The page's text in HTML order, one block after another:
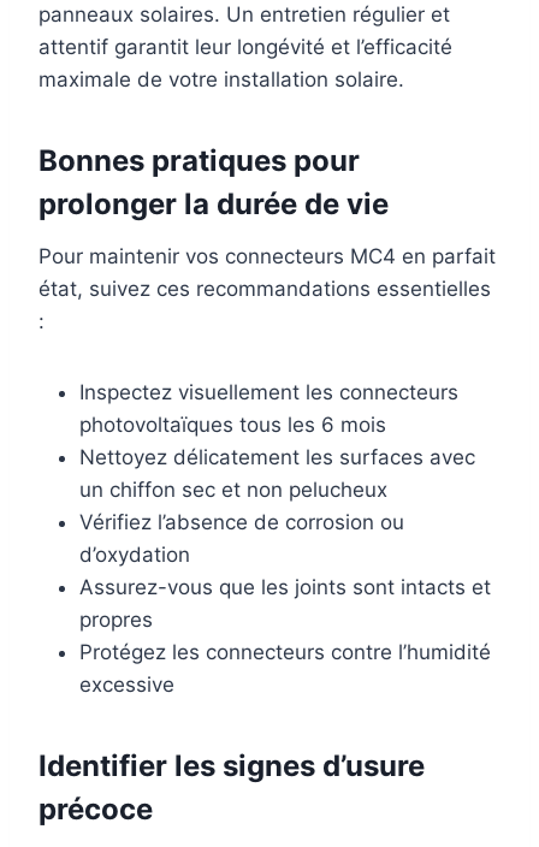
panneaux solaires. Un entretien régulier et
attentif garantit leur longévité et l’efficacité
maximale de votre installation solaire.
Bonnes pratiques pour
prolonger la durée de vie
Pour maintenir vos connecteurs MC4 en parfait
état, suivez ces recommandations essentielles
:
Inspectez visuellement les connecteurs
photovoltaïques tous les 6 mois
Nettoyez délicatement les surfaces avec
un chiffon sec et non pelucheux
Vérifiez l’absence de corrosion ou
d’oxydation
Assurez-vous que les joints sont intacts et
propres
Protégez les connecteurs contre l’humidité
excessive
Identifier les signes d’usure
précoce